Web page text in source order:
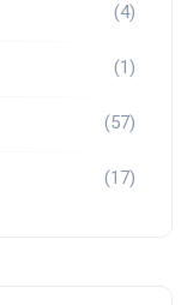
(4)
(1)
(57)
(17)